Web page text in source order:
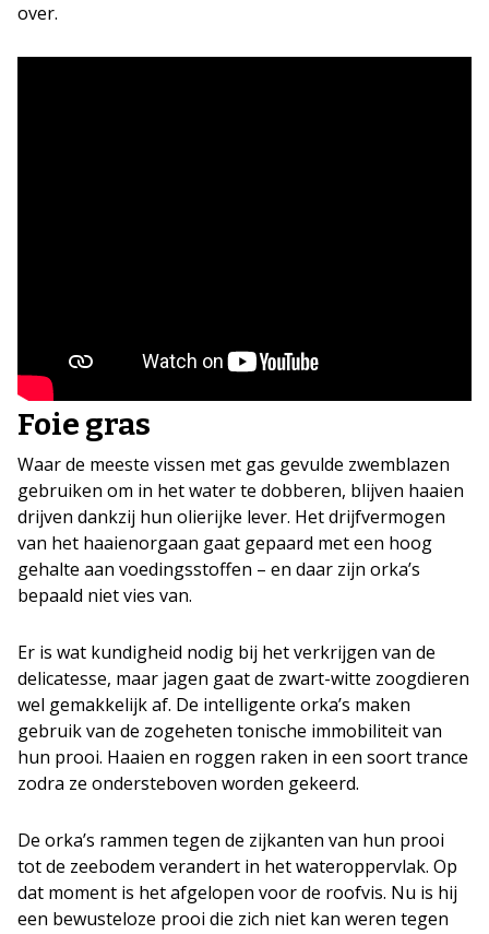
over.
Foie gras
Waar de meeste vissen met gas gevulde zwemblazen
gebruiken om in het water te dobberen, blijven haaien
drijven dankzij hun olierijke lever. Het drijfvermogen
van het haaienorgaan gaat gepaard met een hoog
gehalte aan voedingsstoffen – en daar zijn orka’s
bepaald niet vies van.
Er is wat kundigheid nodig bij het verkrijgen van de
delicatesse, maar jagen gaat de zwart-witte zoogdieren
wel gemakkelijk af. De intelligente orka’s maken
gebruik van de zogeheten tonische immobiliteit van
hun prooi. Haaien en roggen raken in een soort trance
zodra ze ondersteboven worden gekeerd.
De orka’s rammen tegen de zijkanten van hun prooi
tot de zeebodem verandert in het wateroppervlak. Op
dat moment is het afgelopen voor de roofvis. Nu is hij
een bewusteloze prooi die zich niet kan weren tegen